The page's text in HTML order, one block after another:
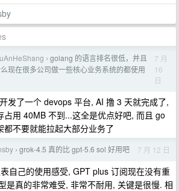
› golang 的语言排名很低，并且
现在很多公司做一些核心业务系统的都使用
7 月
16
日
发了一个 devops 平台, AI 撸 3 天就完成了,
占用 40MB 不到...这全是优点好吧, 而且 go
都不要就能拉起大部分业务了
› grok-4.5 真的比 gpt-5.6 sol 好用吧 7 月 12 日
自己的使用感受, GPT plus 订阅现在没有重
是真的非常难受, 非常不耐用, 关键是很慢. 相